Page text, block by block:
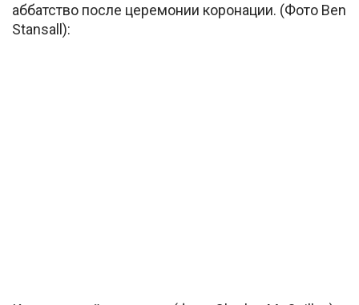
аббатство после церемонии коронации. (Фото Ben
Stansall):